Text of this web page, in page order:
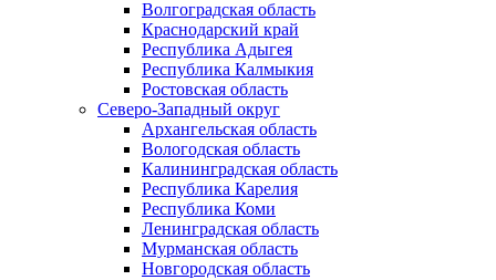
Волгоградская область
Краснодарский край
Республика Адыгея
Республика Калмыкия
Ростовская область
Северо-Западный округ
Архангельская область
Вологодская область
Калининградская область
Республика Карелия
Республика Коми
Ленинградская область
Мурманская область
Новгородская область